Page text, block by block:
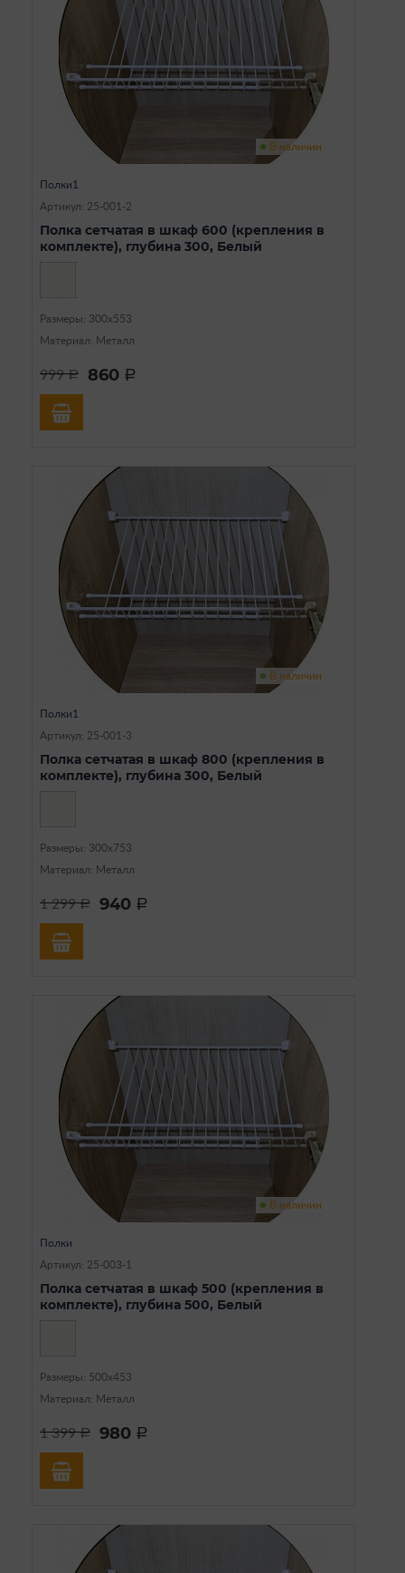
В наличии
Полки1
Артикул: 25-001-2
Полка сетчатая в шкаф 600 (крепления в
комплекте), глубина 300, Белый
Размеры: 300х553
Материал: Металл
999a 860 a
В наличии
Полки1
Артикул: 25-001-3
Полка сетчатая в шкаф 800 (крепления в
комплекте), глубина 300, Белый
Размеры: 300х753
Материал: Металл
1 299a 940 a
В наличии
Полки
Артикул: 25-003-1
Полка сетчатая в шкаф 500 (крепления в
комплекте), глубина 500, Белый
Размеры: 500х453
Материал: Металл
1 399a 980 a